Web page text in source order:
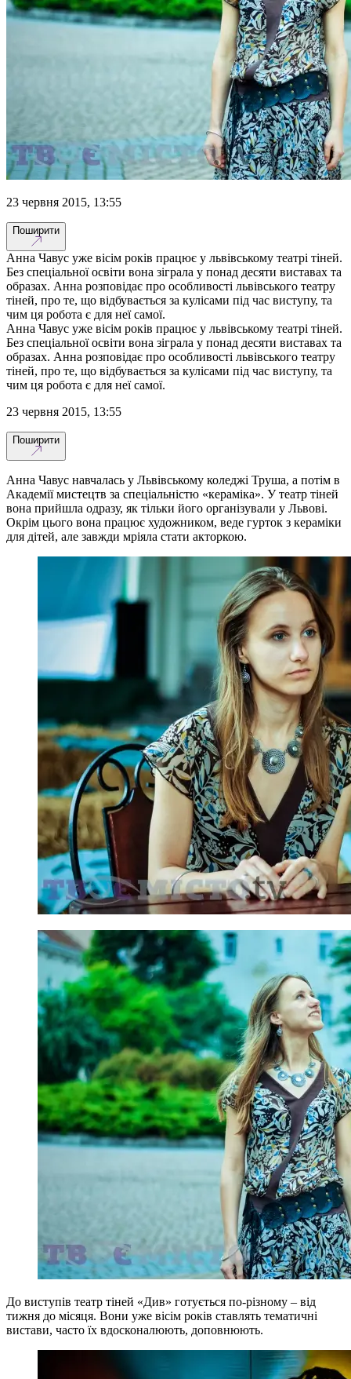
23 червня 2015, 13:55
Поширити
Анна Чавус уже вісім років працює у львівському театрі тіней.
Без спеціальної освіти вона зіграла у понад десяти виставах та
образах. Анна розповідає про особливості львівського театру
тіней, про те, що відбувається за кулісами під час виступу, та
чим ця робота є для неї самої.
Анна Чавус уже вісім років працює у львівському театрі тіней.
Без спеціальної освіти вона зіграла у понад десяти виставах та
образах. Анна розповідає про особливості львівського театру
тіней, про те, що відбувається за кулісами під час виступу, та
чим ця робота є для неї самої.
23 червня 2015, 13:55
Поширити
Анна Чавус навчалась у Львівському коледжі Труша, а потім в
Академії мистецтв за спеціальністю «кераміка». У театр тіней
вона прийшла одразу, як тільки його організували у Львові.
Окрім цього вона працює художником, веде гурток з кераміки
для дітей, але завжди мріяла стати акторкою.
До виступів театр тіней «Див» готується по-різному – від
тижня до місяця. Вони уже вісім років ставлять тематичні
вистави, часто їх вдосконалюють, доповнюють.